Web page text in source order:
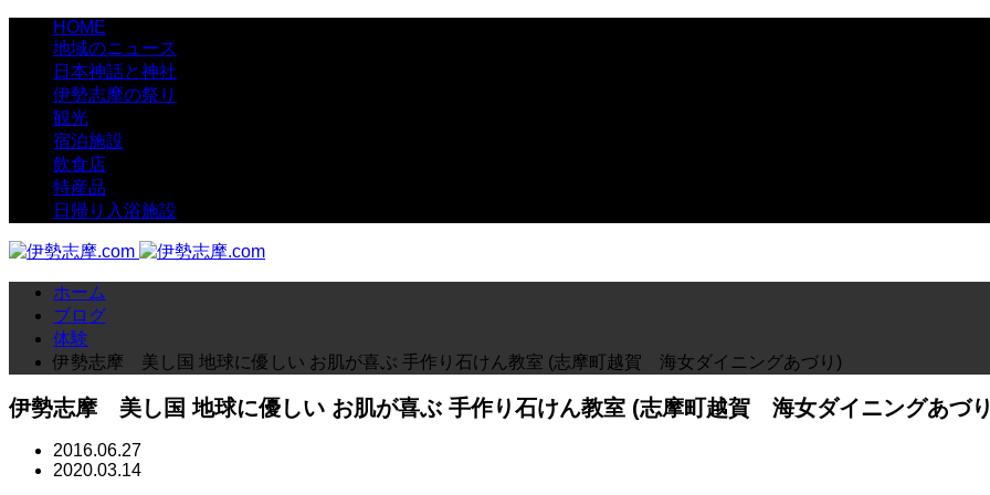
HOME
地域のニュース
日本神話と神社
伊勢志摩の祭り
観光
宿泊施設
飲食店
特産品
日帰り入浴施設
ホーム
ブログ
体験
伊勢志摩 美し国 地球に優しい お肌が喜ぶ 手作り石けん教室 (志摩町越賀 海女ダイニングあづり)
伊勢志摩 美し国 地球に優しい お肌が喜ぶ 手作り石けん教室 (志摩町越賀 海女ダイニングあづ
2016.06.27
2020.03.14